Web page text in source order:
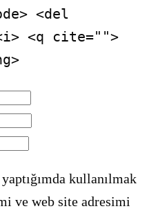
<del
<q cite="">
kullanılmak
ve web site adresimi